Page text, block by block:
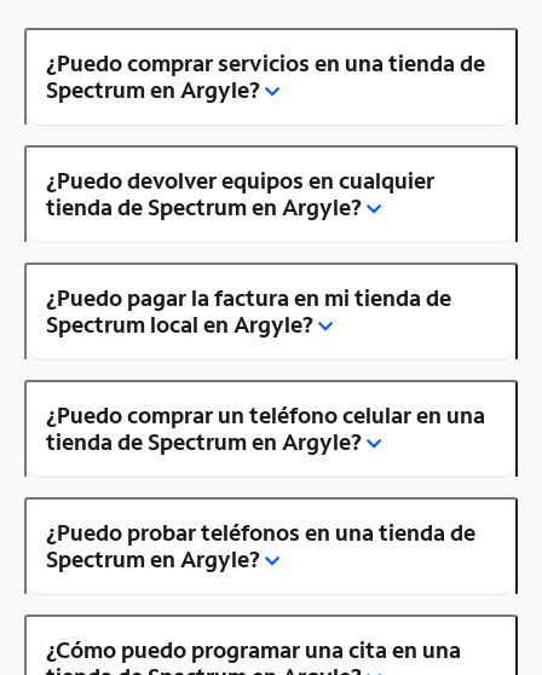
¿Puedo comprar servicios en una tienda de
Spectrum en Argyle?
¿Puedo devolver equipos en cualquier
tienda de Spectrum en Argyle?
¿Puedo pagar la factura en mi tienda de
Spectrum local en Argyle?
¿Puedo comprar un teléfono celular en una
tienda de Spectrum en Argyle?
¿Puedo probar teléfonos en una tienda de
Spectrum en Argyle?
¿Cómo puedo programar una cita en una